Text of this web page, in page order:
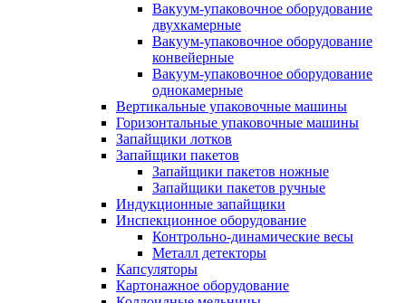
Вакуум-упаковочное оборудование
двухкамерные
Вакуум-упаковочное оборудование
конвейерные
Вакуум-упаковочное оборудование
однокамерные
Вертикальные упаковочные машины
Горизонтальные упаковочные машины
Запайщики лотков
Запайщики пакетов
Запайщики пакетов ножные
Запайщики пакетов ручные
Индукционные запайщики
Инспекционное оборудование
Контрольно-динамические весы
Металл детекторы
Капсуляторы
Картонажное оборудование